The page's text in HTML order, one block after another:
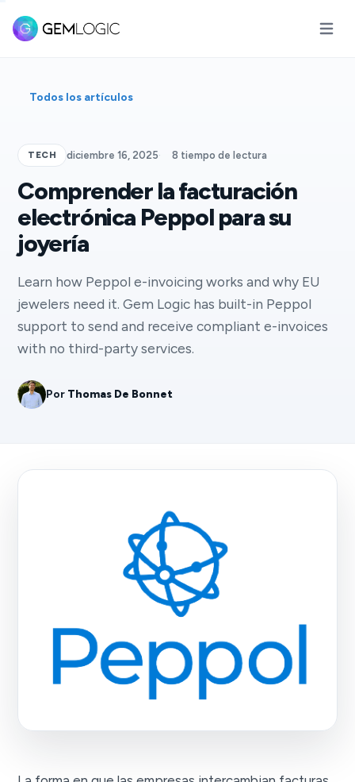
Abrir
Todos los artículos
TECH diciembre 16, 2025· 8 tiempo de lectura
Comprender la facturación
electrónica Peppol para su
joyería
Learn how Peppol e-invoicing works and why EU
jewelers need it. Gem Logic has built-in Peppol
support to send and receive compliant e-invoices
with no third-party services.
Por Thomas De Bonnet